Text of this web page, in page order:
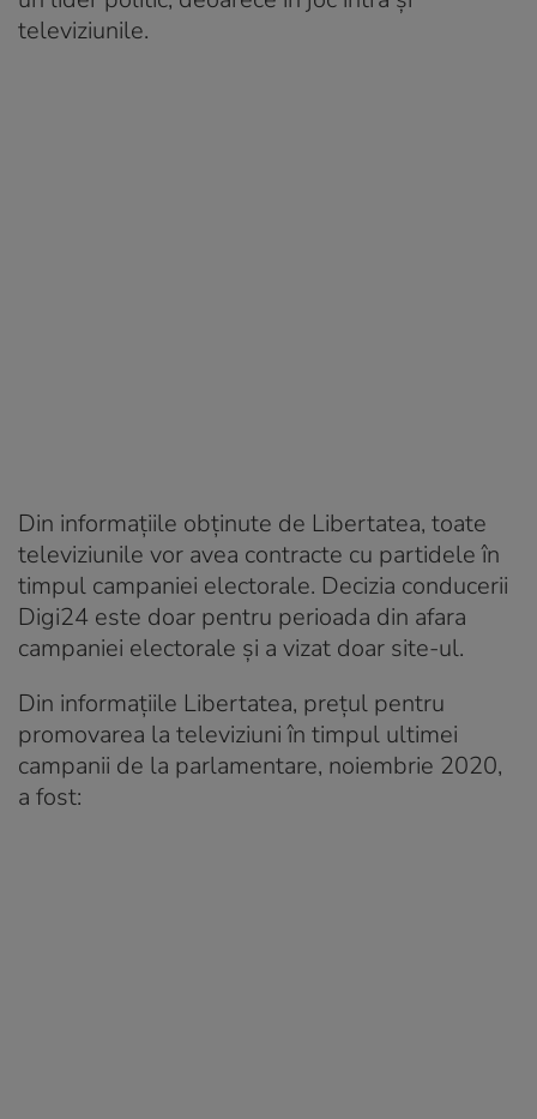
televiziunile.
Din informațiile obținute de Libertatea, toate
televiziunile vor avea contracte cu partidele în
timpul campaniei electorale. Decizia conducerii
Digi24 este doar pentru perioada din afara
campaniei electorale și a vizat doar site-ul.
Din informațiile Libertatea, prețul pentru
promovarea la televiziuni în timpul ultimei
campanii de la parlamentare, noiembrie 2020,
a fost: